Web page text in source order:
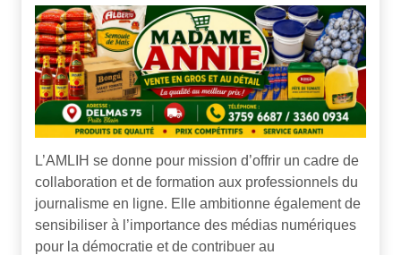
L’AMLIH se donne pour mission d’offrir un cadre de
collaboration et de formation aux professionnels du
journalisme en ligne. Elle ambitionne également de
sensibiliser à l’importance des médias numériques
pour la démocratie et de contribuer au